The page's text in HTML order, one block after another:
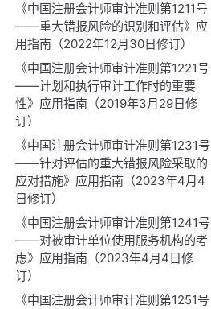
《中国注册会计师审计准则第1211号
——重大错报风险的识别和评估》应
用指南（2022年12月30日修订）
《中国注册会计师审计准则第1221号
——计划和执行审计工作时的重要
性》应用指南（2019年3月29日修
订）
《中国注册会计师审计准则第1231号
——针对评估的重大错报风险采取的
应对措施》应用指南（2023年4月4
日修订）
《中国注册会计师审计准则第1241号
——对被审计单位使用服务机构的考
虑》应用指南（2023年4月4日修
订）
《中国注册会计师审计准则第1251号